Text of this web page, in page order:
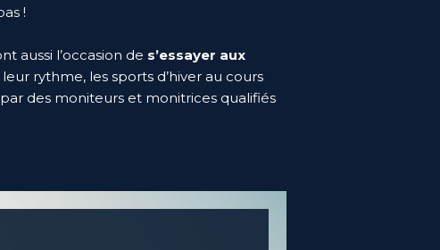
!
aussi l’occasion de s’essayer aux
rythme, les sports d’hiver au cours
des moniteurs et monitrices qualifiés